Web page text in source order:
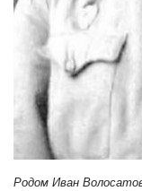
Родом Иван